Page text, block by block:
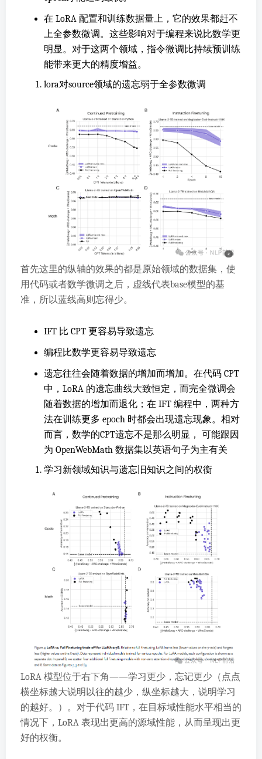
在 LoRA 配置和训练数据量上，它的效果都赶不
上全参数微调。这些影响对于编程来说比数学更
明显。对于这两个领域，指令微调比持续预训练
能带来更大的精度增益。
lora对source领域的遗忘弱于全参数微调
首先这里的纵轴的效果的都是原始领域的数据集，使
用代码或者数学微调之后，虚线代表base模型的基
准，所以蓝线高则忘得少。
IFT 比 CPT 更容易导致遗忘
编程比数学更容易导致遗忘
遗忘往往会随着数据的增加而增加。在代码 CPT
中，LoRA 的遗忘曲线大致恒定，而完全微调会
随着数据的增加而退化；在 IFT 编程中，两种方
法在训练更多 epoch 时都会出现遗忘现象。相对
而言，数学的CPT遗忘不是那么明显， 可能跟因
为 OpenWebMath 数据集以英语句子为主有关
学习新领域知识与遗忘旧知识之间的权衡
LoRA 模型位于右下角——学习更少，忘记更少（点点
横坐标越大说明以往的越少，纵坐标越大，说明学习
的越好。）。对于代码 IFT，在目标域性能水平相当的
情况下，LoRA 表现出更高的源域性能，从而呈现出更
好的权衡。